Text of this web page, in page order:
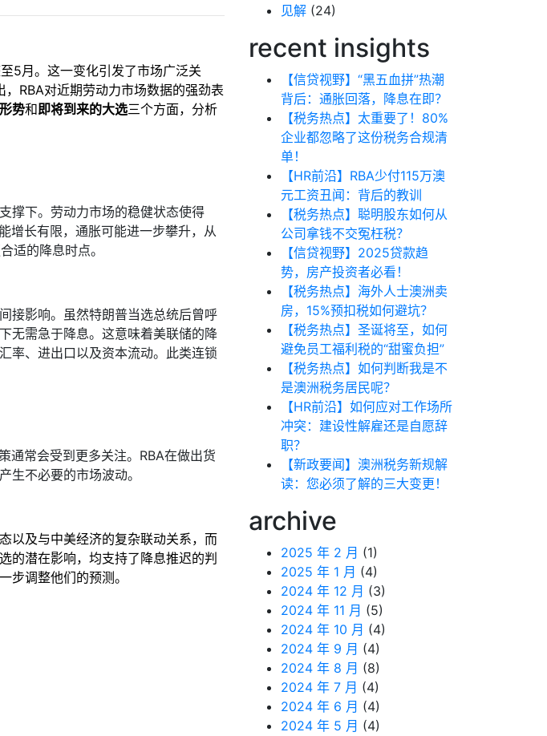
5月。这一变化引发了市场广泛关
RBA对近期劳动力市场数据的强劲表
势和即将到来的大选三个方面，分析
撑下。劳动力市场的稳健状态使得
增长有限，通胀可能进一步攀升，从
适的降息时点。
接影响。虽然特朗普当选总统后曾呼
无需急于降息。这意味着美联储的降
率、进出口以及资本流动。此类连锁
通常会受到更多关注。RBA在做出货
生不必要的市场波动。
以及与中美经济的复杂联动关系，而
的潜在影响，均支持了降息推迟的判
步调整他们的预测。
见解 (24)
recent insights
【信贷视野】“黑五血拼”热潮
背后：通胀回落，降息在即？
【税务热点】太重要了！80%
企业都忽略了这份税务合规清
单！
【HR前沿】RBA少付115万澳
元工资丑闻：背后的教训
【税务热点】聪明股东如何从
公司拿钱不交冤枉税？
【信贷视野】2025贷款趋
势，房产投资者必看！
【税务热点】海外人士澳洲卖
房，15%预扣税如何避坑？
【税务热点】圣诞将至，如何
避免员工福利税的“甜蜜负担”
【税务热点】如何判断我是不
是澳洲税务居民呢？
【HR前沿】如何应对工作场所
冲突：建设性解雇还是自愿辞
职？
【新政要闻】澳洲税务新规解
读：您必须了解的三大变更！
archive
2025 年 2 月 (1)
2025 年 1 月 (4)
2024 年 12 月 (3)
2024 年 11 月 (5)
2024 年 10 月 (4)
2024 年 9 月 (4)
2024 年 8 月 (8)
2024 年 7 月 (4)
2024 年 6 月 (4)
2024 年 5 月 (4)